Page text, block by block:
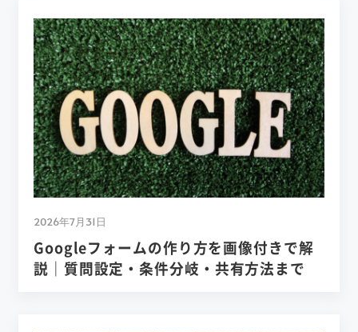
2026年7月31日
Googleフォームの作り方を画像付きで解
説｜質問設定・条件分岐・共有方法まで